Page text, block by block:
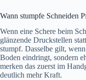
Wann stumpfe Schneiden
Wenn eine Schere beim
glänzende Druckstellen
stumpf. Dasselbe gilt,
Boden eindringt, sondern
merken das zuerst im
deutlich mehr Kraft.